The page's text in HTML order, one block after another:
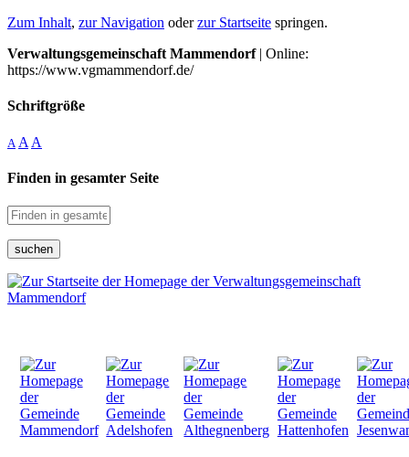
Zum Inhalt, zur Navigation oderzur Startseite springen.
Verwaltungsgemeinschaft Mammendorf| Online:
https://www.vgmammendorf.de/
Schriftgröße
A A A
Finden in gesamter Seite
suchen